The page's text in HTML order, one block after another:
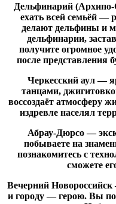
Дельфинарий
ехать всей семьёй —
делают дельфины и
дельфинарии,
получите огромное
после представления
Черкесский аул —
танцами,
воссоздаёт атмосферу
издревле населял
Абрау-Дюрсо —
побываете на
познакомитесь с
сможете
Вечерний
и городу — герою. Вы